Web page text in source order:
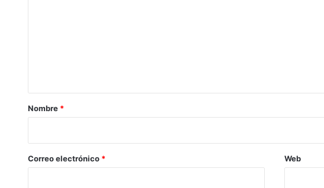
r
*
Nombre *
Correo electrónico * Web